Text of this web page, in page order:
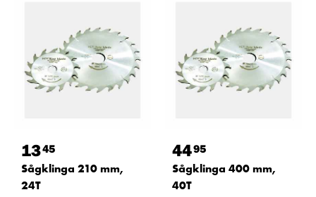
1345
Sågklinga 210 mm,
24T
4495
Sågklinga 400 mm,
40T